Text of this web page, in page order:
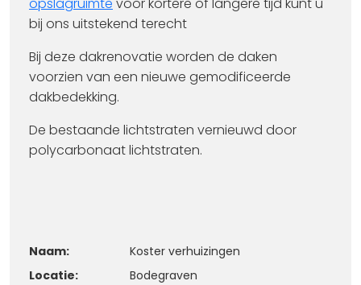
opslagruimte voor kortere of langere tijd kunt u
bij ons uitstekend terecht
Bij deze dakrenovatie worden de daken
voorzien van een nieuwe gemodificeerde
dakbedekking.
De bestaande lichtstraten vernieuwd door
polycarbonaat lichtstraten.
Naam:
Koster verhuizingen
Locatie:
Bodegraven